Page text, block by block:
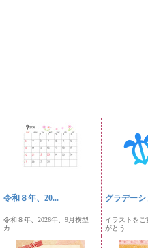
令和８年、20...
令和８年、2026年、9月横型
カ...
グラデーシ
イラストをご
がとう...